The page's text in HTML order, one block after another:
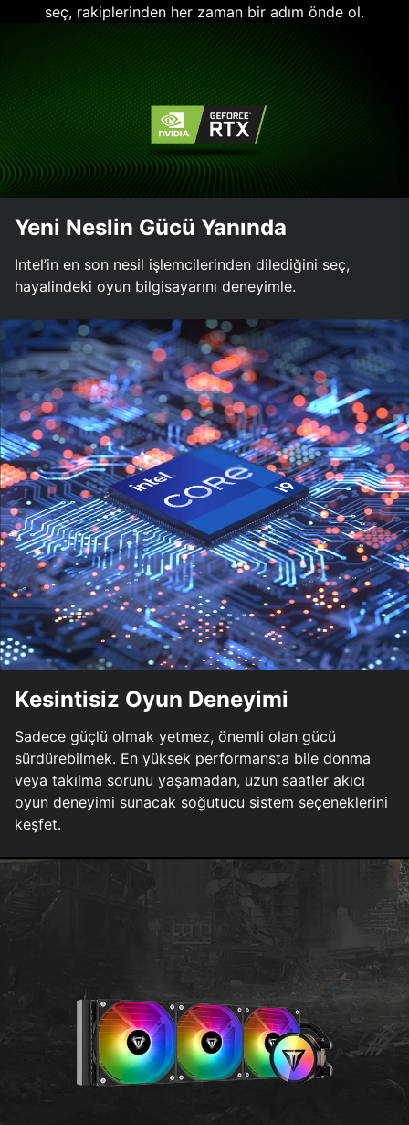
seç, rakiplerinden her zaman bir adım önde ol.
Yeni Neslin Gücü Yanında
Intel’in en son nesil işlemcilerinden dilediğini seç,
hayalindeki oyun bilgisayarını deneyimle.
Kesintisiz Oyun Deneyimi
Sadece güçlü olmak yetmez, önemli olan gücü
sürdürebilmek. En yüksek performansta bile donma
veya takılma sorunu yaşamadan, uzun saatler akıcı
oyun deneyimi sunacak soğutucu sistem seçeneklerini
keşfet.